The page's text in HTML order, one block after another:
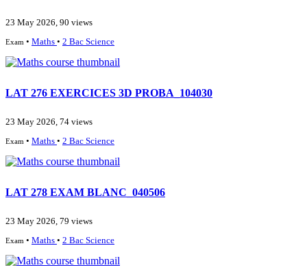
23 May 2026, 90 views
Exam • Maths • 2 Bac Science
LAT 276 EXERCICES 3D PROBA_104030
23 May 2026, 74 views
Exam • Maths • 2 Bac Science
LAT 278 EXAM BLANC_040506
23 May 2026, 79 views
Exam • Maths • 2 Bac Science